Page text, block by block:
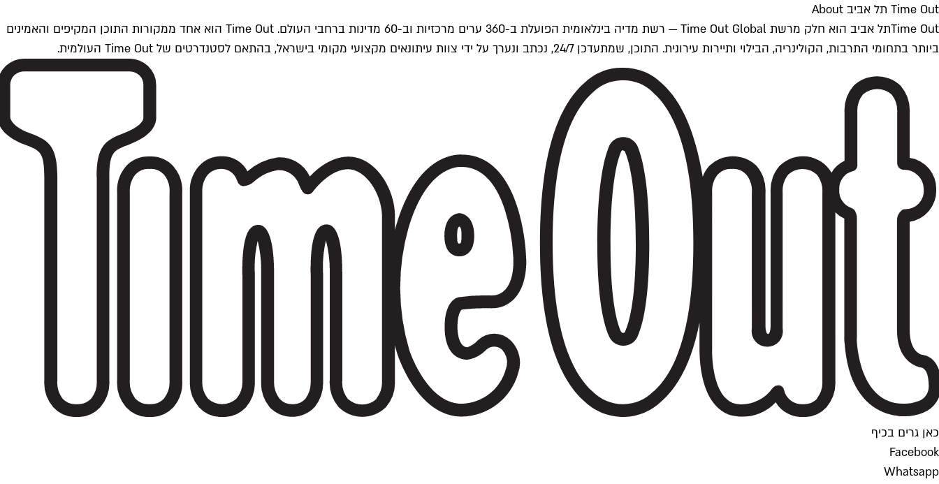
Time Out תל אביב About
Time Outתל אביב הוא חלק מרשת Time Out Global — רשת מדיה בינלאומית הפועלת ב-360 ערים מרכזיות וב-60 מדינות ברחבי העולם. Time Out הוא אחד ממקורות התוכן המקיפים והאמינים
ביותר בתחומי התרבות, הקולינריה, הבילוי ותיירות עירונית. התוכן, שמתעדכן 24/7, נכתב ונערך על ידי צוות עיתונאים מקצועי מקומי בישראל, בהתאם לסטנדרטים של Time Out העולמית.
כאן גרים בכיף
Facebook
Whatsapp